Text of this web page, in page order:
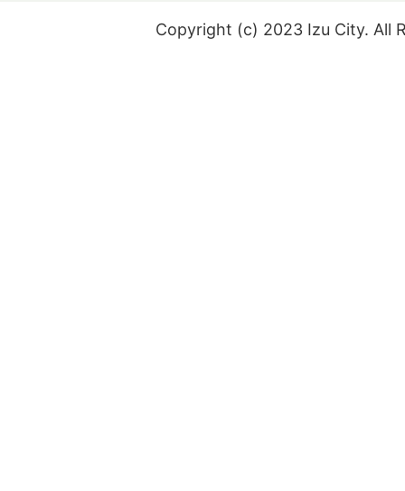
Copyright (c) 2023 Izu City. All